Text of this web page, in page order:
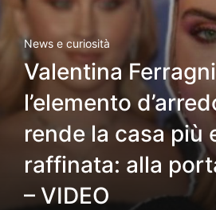
News e curiosità
Valentina
l’elemento
rende la casa più
raffinata: alla
– VIDEO